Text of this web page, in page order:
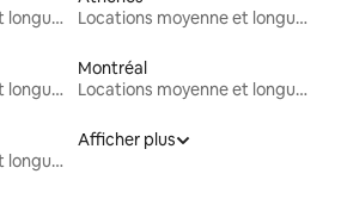
Locations moyenne et longue durée
Locations moyenne et longue durée
Locations moyenne et longue durée
Montréal
Locations moyenne et longue durée
Locations moyenne et longue durée
Afficher plus